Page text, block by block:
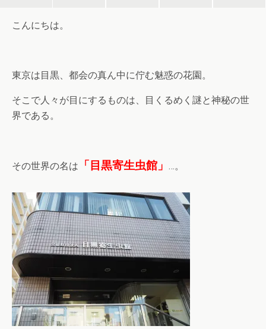
こんにちは。
東京は目黒、都会の真ん中に佇む魅惑の花園。
そこで人々が目にするものは、目くるめく謎と神秘の世
界である。
その世界の名は 「目黒寄生虫館」 …。